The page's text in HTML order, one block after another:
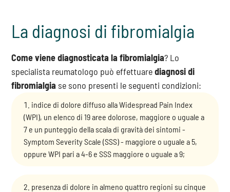
La diagnosi di fibromialgia
Come viene diagnosticata la fibromialgia? Lo
specialista reumatologo può effettuarediagnosi di
fibromialgia se sono presenti le seguenti condizioni:
indice di dolore diffuso alla Widespread Pain Index
(WPI), un elenco di 19 aree dolorose, maggiore o uguale a
7 e un punteggio della scala di gravità dei sintomi -
Symptom Severity Scale (SSS) - maggiore o uguale a 5,
oppure WPI pari a 4-6 e SSS maggiore o uguale a 9;
presenza di dolore in almeno quattro regioni su cinque